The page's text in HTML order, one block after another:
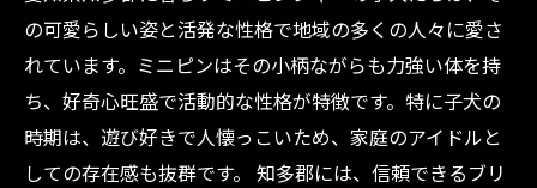
の可愛らしい姿と活発な性格で地域の多くの人々に愛さ
れています。ミニピンはその小柄ながらも力強い体を持
ち、好奇心旺盛で活動的な性格が特徴です。特に子犬の
時期は、遊び好きで人懐っこいため、家庭のアイドルと
しての存在感も抜群です。 知多郡には、信頼できるブリ